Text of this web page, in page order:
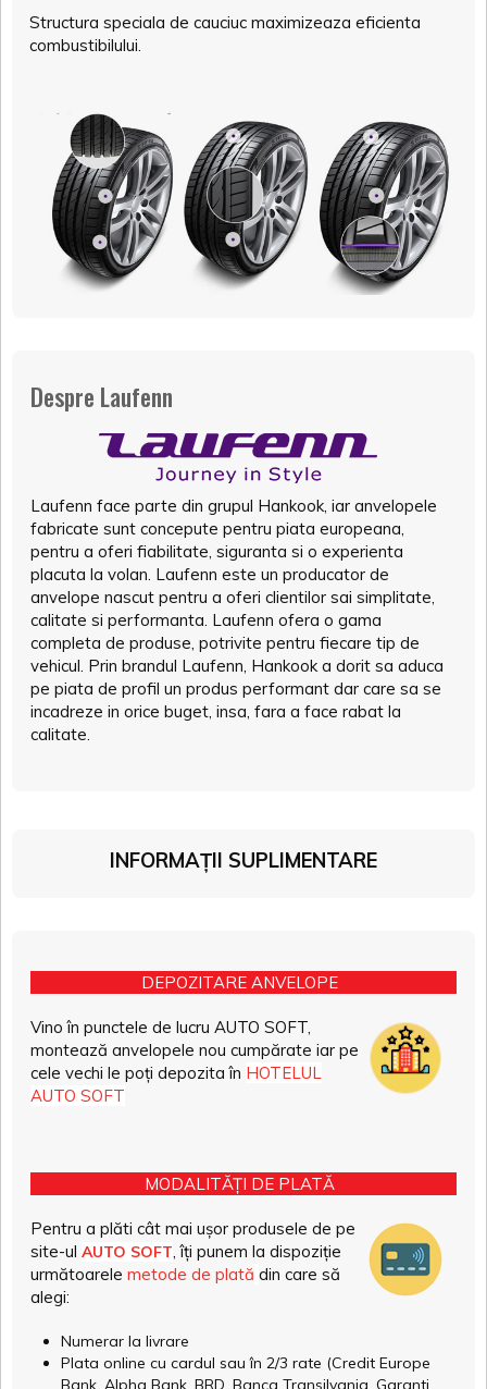
Structura speciala de cauciuc maximizeaza eficienta
combustibilului.
Despre Laufenn
Laufenn face parte din grupul Hankook, iar anvelopele
fabricate sunt concepute pentru piata europeana,
pentru a oferi fiabilitate, siguranta si o experienta
placuta la volan. Laufenn este un producator de
anvelope nascut pentru a oferi clientilor sai simplitate,
calitate si performanta. Laufenn ofera o gama
completa de produse, potrivite pentru fiecare tip de
vehicul. Prin brandul Laufenn, Hankook a dorit sa aduca
pe piata de profil un produs performant dar care sa se
incadreze in orice buget, insa, fara a face rabat la
calitate.
INFORMAȚII SUPLIMENTARE
DEPOZITARE ANVELOPE
Vino în punctele de lucru AUTO SOFT,
montează anvelopele nou cumpărate iar pe
cele vechi le poți depozita în HOTELUL
AUTO SOFT
MODALITĂȚI DE PLATĂ
Pentru a plăti cât mai ușor produsele de pe
site-ul AUTO SOFT, îți punem la dispoziție
următoarele metode de plată din care să
alegi:
Numerar la livrare
Plata online cu cardul sau în 2/3 rate (Credit Europe
Bank, Alpha Bank, BRD, Banca Transilvania, Garanti